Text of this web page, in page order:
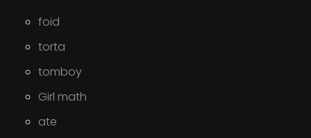
foid
torta
tomboy
Girl math
ate